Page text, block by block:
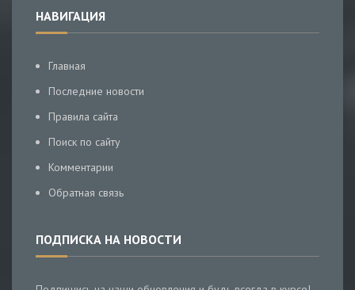
НАВИГАЦИЯ
Главная
Последние новости
Правила сайта
Поиск по сайту
Комментарии
Обратная связь
ПОДПИСКА НА НОВОСТИ